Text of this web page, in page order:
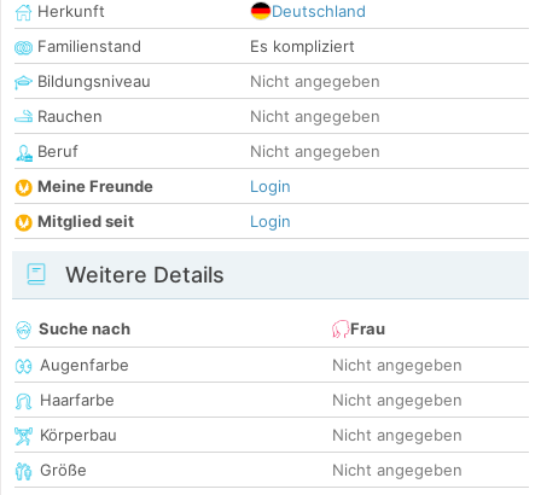
Herkunft
Deutschland
Familienstand
Es kompliziert
Bildungsniveau
Nicht angegeben
Rauchen
Nicht angegeben
Beruf
Nicht angegeben
Meine Freunde
Login
Mitglied seit
Login
Weitere Details
Suche nach
Frau
Augenfarbe
Nicht angegeben
Haarfarbe
Nicht angegeben
Körperbau
Nicht angegeben
Größe
Nicht angegeben